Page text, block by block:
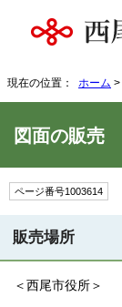
現在の位置： ホーム >
図面の販売
ページ番号1003614
販売場所
＜西尾市役所＞